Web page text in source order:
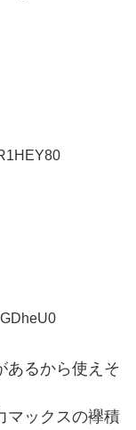
あるから使えそ
マックスの襷積